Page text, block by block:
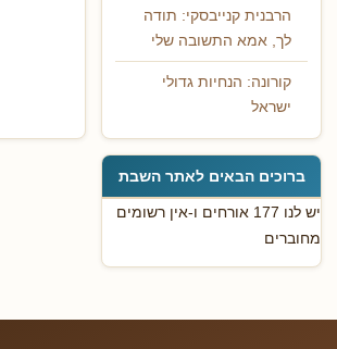
הרבנית קנייבסקי: תודה
לך, אמא התשובה שלי
קורונה: הנחיות גדולי
ישראל
ברוכים הבאים לאתר השבת
יש לנו 177 אורחים ו-אין רשומים
מחוברים